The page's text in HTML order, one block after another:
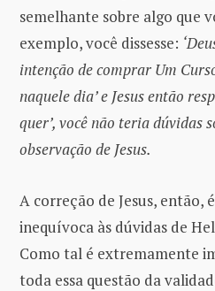
semelhante sobre algo que
exemplo, você dissesse:
intenção de comprar Um
naquele dia’ e Jesus então
quer’, você não teria dúvidas
observação de Jesus.
A correção de Jesus, então,
inequívoca às dúvidas de
Como tal é extremamente
toda essa questão da